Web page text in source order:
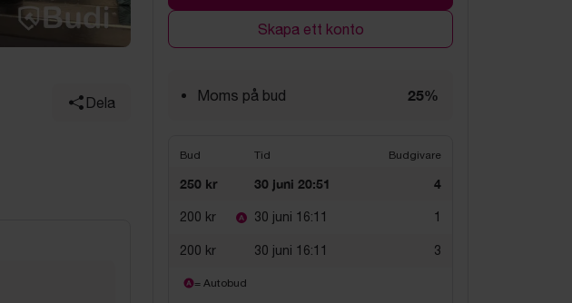
Dela
Skapa ett konto
Moms på bud 25%
Bud Tid Budgivare
250 kr 30 juni 20:51 4
200 kr 30 juni 16:11 1
200 kr 30 juni 16:11 3
= Autobud